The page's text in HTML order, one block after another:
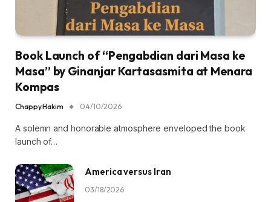
Book Launch of “Pengabdian dari Masa ke
Masa” by Ginanjar Kartasasmita at Menara
Kompas
Chappy Hakim 04/10/2026
A solemn and honorable atmosphere enveloped the book
launch of…
America versus Iran
03/18/2026